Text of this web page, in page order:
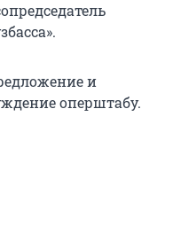
и
оперштабу.